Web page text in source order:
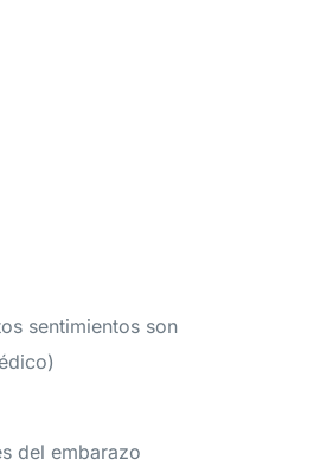
sentimientos son
del embarazo